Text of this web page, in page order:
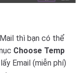
thì bạn có thể
Choose Temp
Email (miễn phí)